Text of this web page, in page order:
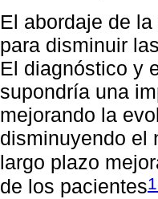
El abordaje de
para disminuir
El diagnóstico y
supondría una
mejorando la
disminuyendo el
largo plazo
de los pacientes